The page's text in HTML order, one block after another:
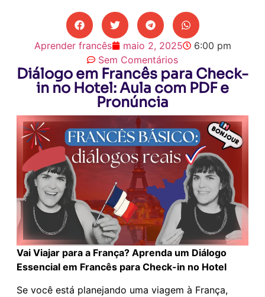
Aprender francês maio 2, 2025
6:00 pm
Sem Comentários
Diálogo em Francês para Check-
in no Hotel: Aula com PDF e
Pronúncia
Vai Viajar para a França? Aprenda um Diálogo
Essencial em Francês para Check-in no Hotel
Se você está planejando uma viagem à França,